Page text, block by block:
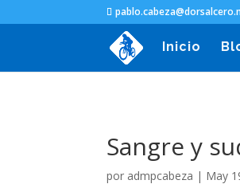
Inicio
Sangre y
por admpcabeza | May